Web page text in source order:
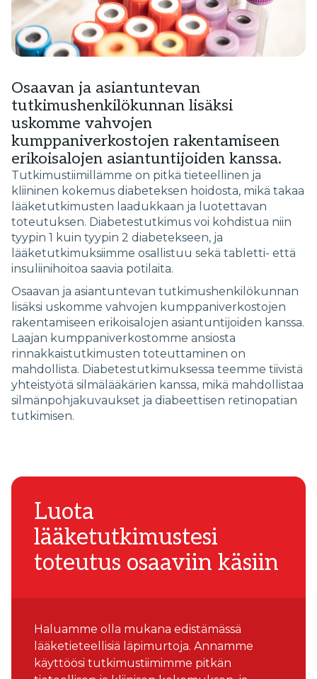
Osaavan ja asiantuntevan
tutkimushenkilökunnan lisäksi
uskomme vahvojen
kumppaniverkostojen rakentamiseen
erikoisalojen asiantuntijoiden kanssa.
Tutkimustiimillämme on pitkä tieteellinen ja
kliininen kokemus diabeteksen hoidosta, mikä takaa
lääketutkimusten laadukkaan ja luotettavan
toteutuksen. Diabetestutkimus voi kohdistua niin
tyypin 1 kuin tyypin 2 diabetekseen, ja
lääketutkimuksiimme osallistuu sekä tabletti- että
insuliinihoitoa saavia potilaita.
Osaavan ja asiantuntevan tutkimushenkilökunnan
lisäksi uskomme vahvojen kumppaniverkostojen
rakentamiseen erikoisalojen asiantuntijoiden kanssa.
Laajan kumppaniverkostomme ansiosta
rinnakkaistutkimusten toteuttaminen on
mahdollista. Diabetestutkimuksessa teemme tiivistä
yhteistyötä silmälääkärien kanssa, mikä mahdollistaa
silmänpohjakuvaukset ja diabeettisen retinopatian
tutkimisen.
Luota
lääketutkimustesi
toteutus osaaviin käsiin
Haluamme olla mukana edistämässä
lääketieteellisiä läpimurtoja. Annamme
käyttöösi tutkimustiimimme pitkän